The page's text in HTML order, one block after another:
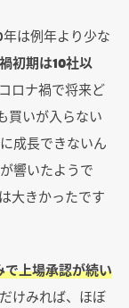
は例年より少な
初期は10社以
コロナ禍で将来ど
買いが入らない
成長できないん
響いたようで
大きかったです
上場承認が続い
けみれば、ほぼ